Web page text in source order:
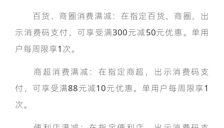
百货、商圈消费满减：在指定百货、商圈，出
示消费码支付，可享受满300元减50元优惠。单用
户每周限享1次。
商超消费满减：在指定商超，出示消费码支
付，可享受满88元减10元优惠。单用户每周限享1
次。